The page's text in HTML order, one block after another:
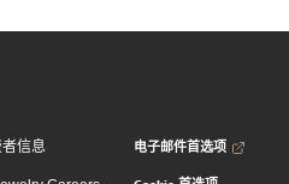
信息
电子邮件首选项